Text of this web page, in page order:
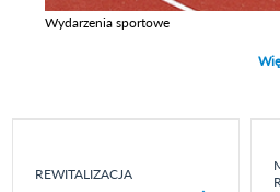
Wydarzenia sportowe
REWITALIZACJA